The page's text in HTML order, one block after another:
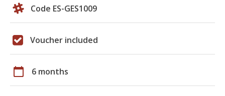
Code ES-GES1009
Voucher included
calendar_today 6 months